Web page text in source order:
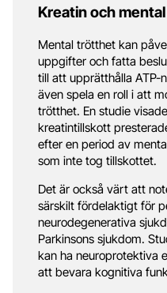
Kreatin och
Mental trötthet kan
uppgifter och fatta
till att upprätthålla ATP-
även spela en roll i att
trötthet. En studie
kreatintillskott
efter en period av
som inte tog tillskottet.
Det är också värt att
särskilt fördelaktigt för
neurodegenerativa
Parkinsons sjukdom.
kan ha neuroprotektiva
att bevara kognitiva